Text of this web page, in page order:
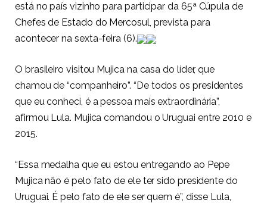
está no país vizinho para participar da 65ª Cúpula de
Chefes de Estado do Mercosul, prevista para
acontecer na sexta-feira (6).
O brasileiro visitou Mujica na casa do líder, que
chamou de “companheiro”. “De todos os presidentes
que eu conheci, é a pessoa mais extraordinária”,
afirmou Lula. Mujica comandou o Uruguai entre 2010 e
2015.
“Essa medalha que eu estou entregando ao Pepe
Mujica não é pelo fato de ele ter sido presidente do
Uruguai. É pelo fato de ele ser quem é”, disse Lula,